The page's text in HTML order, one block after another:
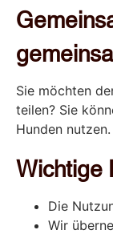
Sie möchten
teilen? Sie
Hunden nutzen.
Wichtige
Die
Wir